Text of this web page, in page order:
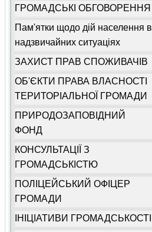
ГРОМАДСЬКІ ОБГОВОРЕННЯ
Пам'ятки щодо дій населення в
надзвичайних ситуаціях
ЗАХИСТ ПРАВ СПОЖИВАЧІВ
ОБ'ЄКТИ ПРАВА ВЛАСНОСТІ
ТЕРИТОРІАЛЬНОЇ ГРОМАДИ
ПРИРОДОЗАПОВІДНИЙ
ФОНД
КОНСУЛЬТАЦІЇ З
ГРОМАДСЬКІСТЮ
ПОЛІЦЕЙСЬКИЙ ОФІЦЕР
ГРОМАДИ
ІНІЦІАТИВИ ГРОМАДСЬКОСТІ